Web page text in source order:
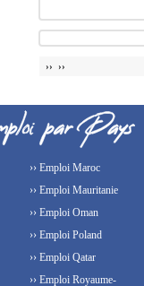
›› ››
›› Emploi Maroc
›› Emploi Mauritanie
›› Emploi Oman
›› Emploi Poland
›› Emploi Qatar
›› Emploi Royaume-